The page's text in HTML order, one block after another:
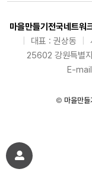
마을만들기전국네
대표 : 권상동
25602 강원특별
E-
© 마을만